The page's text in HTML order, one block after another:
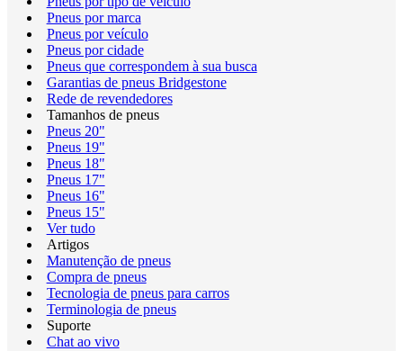
Pneus por marca
Pneus por veículo
Pneus por cidade
Pneus que correspondem à sua busca
Garantias de pneus Bridgestone
Rede de revendedores
Tamanhos de pneus
Pneus 20"
Pneus 19"
Pneus 18"
Pneus 17"
Pneus 16"
Pneus 15"
Ver tudo
Artigos
Manutenção de pneus
Compra de pneus
Tecnologia de pneus para carros
Terminologia de pneus
Suporte
Chat ao vivo